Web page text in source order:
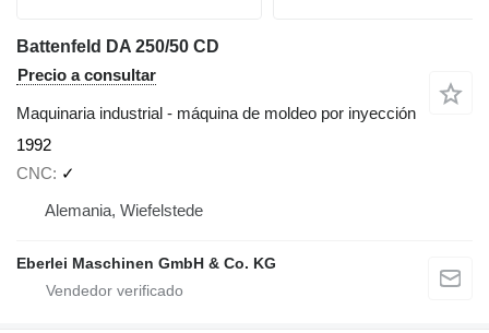
Battenfeld DA 250/50 CD
Precio a consultar
Maquinaria industrial - máquina de moldeo por inyección
1992
CNC
✓
Alemania, Wiefelstede
Eberlei Maschinen GmbH & Co. KG